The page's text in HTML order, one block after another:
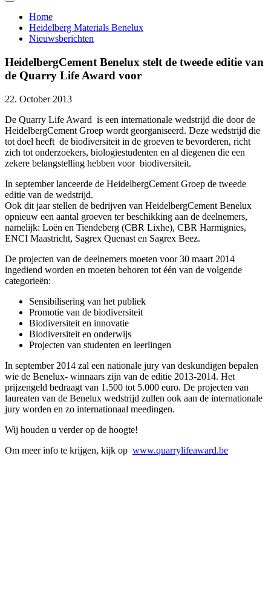
Home
Heidelberg Materials Benelux
Nieuwsberichten
HeidelbergCement Benelux stelt de tweede editie van
de Quarry Life Award voor
22. October 2013
De Quarry Life Award is een internationale wedstrijd die door de
HeidelbergCement Groep wordt georganiseerd. Deze wedstrijd die
tot doel heeft de biodiversiteit in de groeven te bevorderen, richt
zich tot onderzoekers, biologiestudenten en al diegenen die een
zekere belangstelling hebben voor biodiversiteit.
In september lanceerde de HeidelbergCement Groep de tweede
editie van de wedstrijd.
Ook dit jaar stellen de bedrijven van HeidelbergCement Benelux
opnieuw een aantal groeven ter beschikking aan de deelnemers,
namelijk: Loën en Tiendeberg (CBR Lixhe), CBR Harmignies,
ENCI Maastricht, Sagrex Quenast en Sagrex Beez.
De projecten van de deelnemers moeten voor 30 maart 2014
ingediend worden en moeten behoren tot één van de volgende
categorieën:
Sensibilisering van het publiek
Promotie van de biodiversiteit
Biodiversiteit en innovatie
Biodiversiteit en onderwijs
Projecten van studenten en leerlingen
In september 2014 zal een nationale jury van deskundigen bepalen
wie de Benelux- winnaars zijn van de editie 2013-2014. Het
prijzengeld bedraagt van 1.500 tot 5.000 euro. De projecten van
laureaten van de Benelux wedstrijd zullen ook aan de internationale
jury worden en zo internationaal meedingen.
Wij houden u verder op de hoogte!
Om meer info te krijgen, kijk op www.quarrylifeaward.be